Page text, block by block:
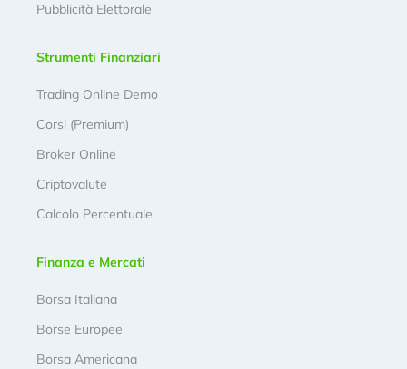
Pubblicità Elettorale
Strumenti Finanziari
Trading Online Demo
Corsi (Premium)
Broker Online
Criptovalute
Calcolo Percentuale
Finanza e Mercati
Borsa Italiana
Borse Europee
Borsa Americana